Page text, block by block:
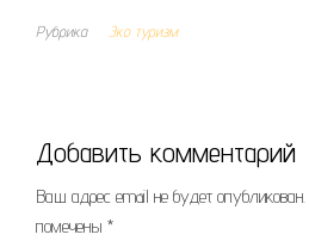
Рубрика Эко туризм
Добавить комментарий
Ваш адрес email не будет опубликован.
помечены *